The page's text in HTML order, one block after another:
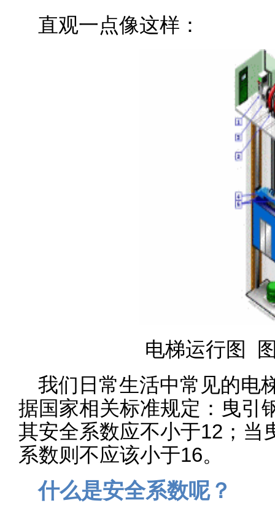
直观一点像这样：
电梯运行图
我们日常生活中常见的电
据国家相关标准规定：曳引
其安全系数应不小于12；当
系数则不应该小于16。
什么是安全系数呢？